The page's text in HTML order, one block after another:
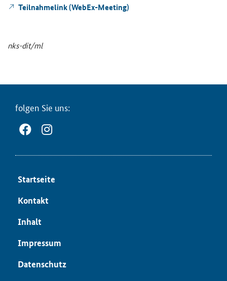
Teil­nah­me­link (WebEx-​Meeting)
nks-​dit/ml
fol­gen Sie uns:
Start­sei­te
Kon­takt
In­halt
Im­pres­sum
Da­ten­schutz